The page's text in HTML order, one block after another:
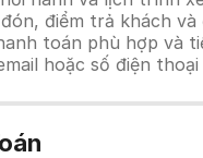
điểm trả khách
toán phù hợp và
hoặc số điện